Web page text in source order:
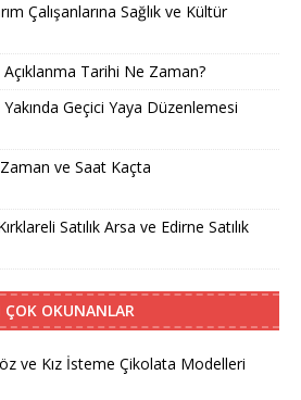
Çalışanlarına Sağlık ve Kültür
Açıklanma Tarihi Ne Zaman?
Geçici Yaya Düzenlemesi
Zaman ve Saat Kaçta
Satılık Arsa ve Edirne Satılık
ÇOK OKUNANLAR
ve Kız İsteme Çikolata Modelleri